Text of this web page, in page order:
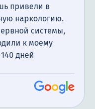
привели в
наркологию.
системы,
к моему
дней